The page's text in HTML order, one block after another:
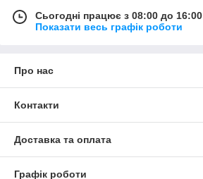
Сьогодні працює з 08:00 до 16:00
Показати весь графік роботи
Про нас
Контакти
Доставка та оплата
Графік роботи